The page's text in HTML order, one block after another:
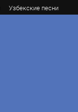
Узбекские песни